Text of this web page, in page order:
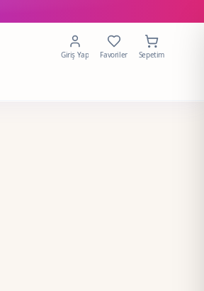
Giriş Yap Favoriler Sepetim